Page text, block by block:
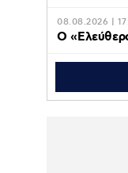
08.08.2026 |
Ο